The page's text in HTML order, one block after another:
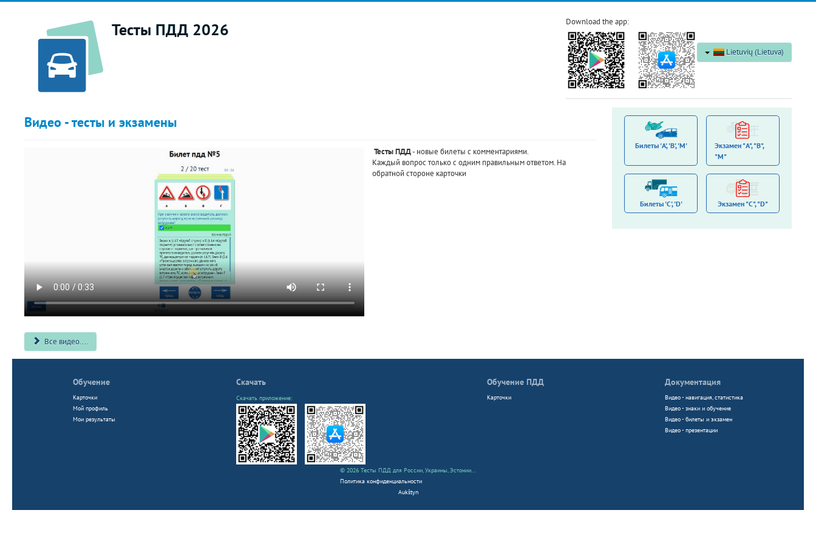
Тесты ПДД 2026 Download the app:
Lietuvių (Lietuva)
Видео - тесты и экзамены
Тесты ПДД- новые билеты с комментариями.
Каждый вопрос только с одним правильным ответом. На
обратной стороне карточки
Все видео....
Билеты 'A', 'B', 'M'
Экзамен "A", "B",
"M"
Билеты 'С', 'D' Экзамен "C", "D"
Обучение
Карточки
Мой профиль
Мои результаты
Скачать
Скачать приложение:
Обучение ПДД
Карточки
Документация
Видео - навигация, статистика
Видео - знаки и обучение
Видео - билеты и экзамен
Видео - презентации
© 2026 Тесты ПДД для России, Украины, Эстонии...
Политика конфиденциальности
Aukštyn